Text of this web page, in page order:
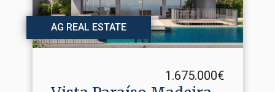
AG REAL ESTATE
1.675.000€